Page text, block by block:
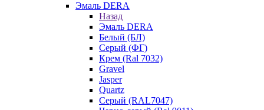
Эмаль DERA
Назад
Эмаль DERA
Белый (БЛ)
Серый (ФГ)
Крем (Ral 7032)
Gravel
Jasper
Quartz
Серый (RAL7047)